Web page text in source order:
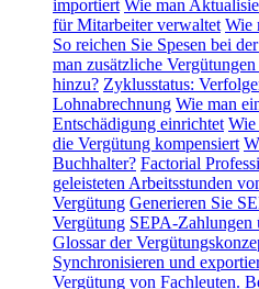
importiert Wie man
für Mitarbeiter verwaltet Wie
So reichen Sie Spesen bei
man zusätzliche
hinzu? Zyklusstatus:
Lohnabrechnung Wie man
Entschädigung einrichtet Wie
die Vergütung kompensiert
Buchhalter? Factorial
geleisteten Arbeitsstunden
Vergütung Generieren Sie
Vergütung SEPA-Zahlungen
Glossar der
Synchronisieren und
Vergütung von Fachleuten.